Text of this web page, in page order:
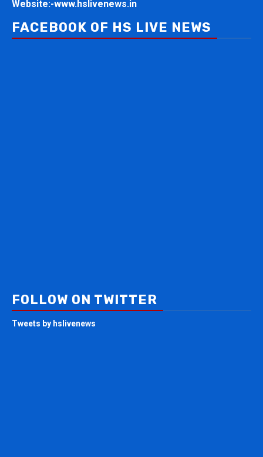
Website:-www.hslivenews.in
FACEBOOK OF HS LIVE NEWS
FOLLOW ON TWITTER
Tweets by hslivenews